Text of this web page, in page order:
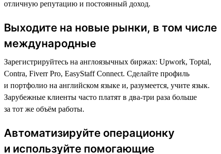
отличную репутацию и постоянный доход.
Выходите на новые рынки, в том числе
международные
Зарегистрируйтесь на англоязычных биржах: Upwork, Toptal,
Contra, Fiverr Pro, EasyStaff Connect. Сделайте профиль
и портфолио на английском языке и, разумеется, учите язык.
Зарубежные клиенты часто платят в два-три раза больше
за тот же объём работы.
Автоматизируйте операционку
и используйте помогающие